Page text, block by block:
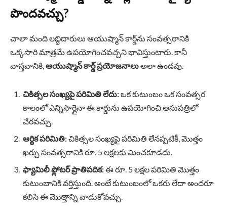
పొందవచ్చు?
చాలా మంది లబ్ధిదారులు ఆయుష్మాన్ కార్డ్‌ను సంవత్సరానికి
ఒక్కసారి మాత్రమే ఉపయోగించవచ్చని భావిస్తుంటారు. కానీ
వాస్తవానికి, ఆయుష్మాన్ కార్డ్ ప్రయోజనాలుఅలా ఉండవు.
చికిత్సల సంఖ్యపై పరిమితి లేదు:ఒక కుటుంబం ఒక సంవత్సర
కాలంలో ఎన్నిసార్లైనా ఈ కార్డును ఉపయోగించి ఆసుపత్రిలో
చేరవచ్చు.
ఆర్థిక పరిమితి:చికిత్సల సంఖ్యపై పరిమితి లేనప్పటికీ, మొత్తం
ఖర్చు సంవత్సరానికి రూ. 5 లక్షలకు మించకూడదు.
ఫ్యామిలీ ఫ్లోటర్ ప్రాతిపదిక:ఈ రూ. 5 లక్షల పరిమితి మొత్తం
కుటుంబానికి వర్తిస్తుంది. అంటే కుటుంబంలో ఒకరు లేదా అందరూ
కలిసి ఈ మొత్తాన్ని వాడుకోవచ్చు.